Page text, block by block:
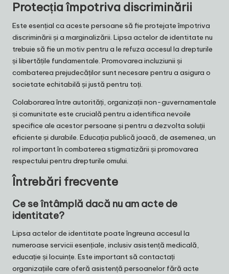
Protecția împotriva discriminării
Este esențial ca aceste persoane să fie protejate împotriva
discriminării și a marginalizării. Lipsa actelor de identitate nu
trebuie să fie un motiv pentru a le refuza accesul la drepturile
și libertățile fundamentale. Promovarea incluziunii și
combaterea prejudecăților sunt necesare pentru a asigura o
societate echitabilă și justă pentru toți.
Colaborarea între autorități, organizații non-guvernamentale
și comunitate este crucială pentru a identifica nevoile
specifice ale acestor persoane și pentru a dezvolta soluții
eficiente și durabile. Educația publică joacă, de asemenea, un
rol important în combaterea stigmatizării și promovarea
respectului pentru drepturile omului.
Întrebări frecvente
Ce se întâmplă dacă nu am acte de
identitate?
Lipsa actelor de identitate poate îngreuna accesul la
numeroase servicii esențiale, inclusiv asistență medicală,
educație și locuințe. Este important să contactați
organizațiile care oferă asistență persoanelor fără acte